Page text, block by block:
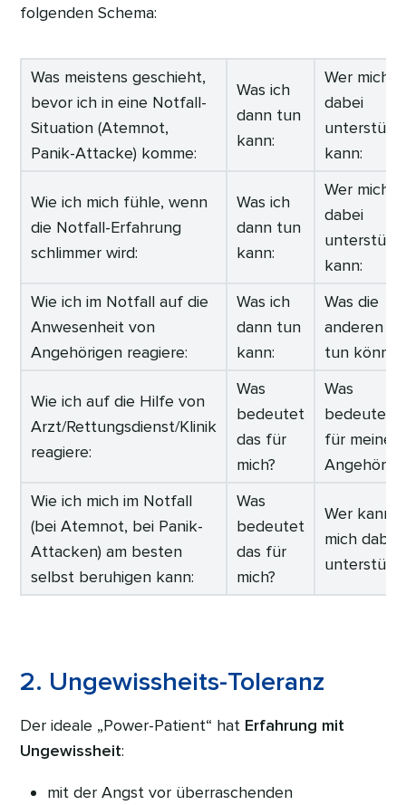
folgenden Schema:
Was meistens geschieht,
bevor ich in eine Notfall-
Situation (Atemnot,
Panik-Attacke) komme:
Was ich
dann tun
kann:
Wer mich
dabei
kann:
Wie ich mich fühle, wenn
die Notfall-Erfahrung
schlimmer wird:
Was ich
dann tun
kann:
Wer mich
dabei
kann:
Wie ich im Notfall auf die
Anwesenheit von
Angehörigen reagiere:
Was ich
dann tun
kann:
Was die
anderen
tun
Wie ich auf die Hilfe von
Arzt/Rettungsdienst/Klinik
reagiere:
Was
bedeutet
das für
mich?
Was
bedeutet
für meine
Wie ich mich im Notfall
(bei Atemnot, bei Panik-
Attacken) am besten
selbst beruhigen kann:
Was
bedeutet
das für
mich?
Wer kann
mich dabei
2. Ungewissheits-Toleranz
Der ideale „Power-Patient“ hat Erfahrung mit
Ungewissheit:
mit der Angst vor überraschenden